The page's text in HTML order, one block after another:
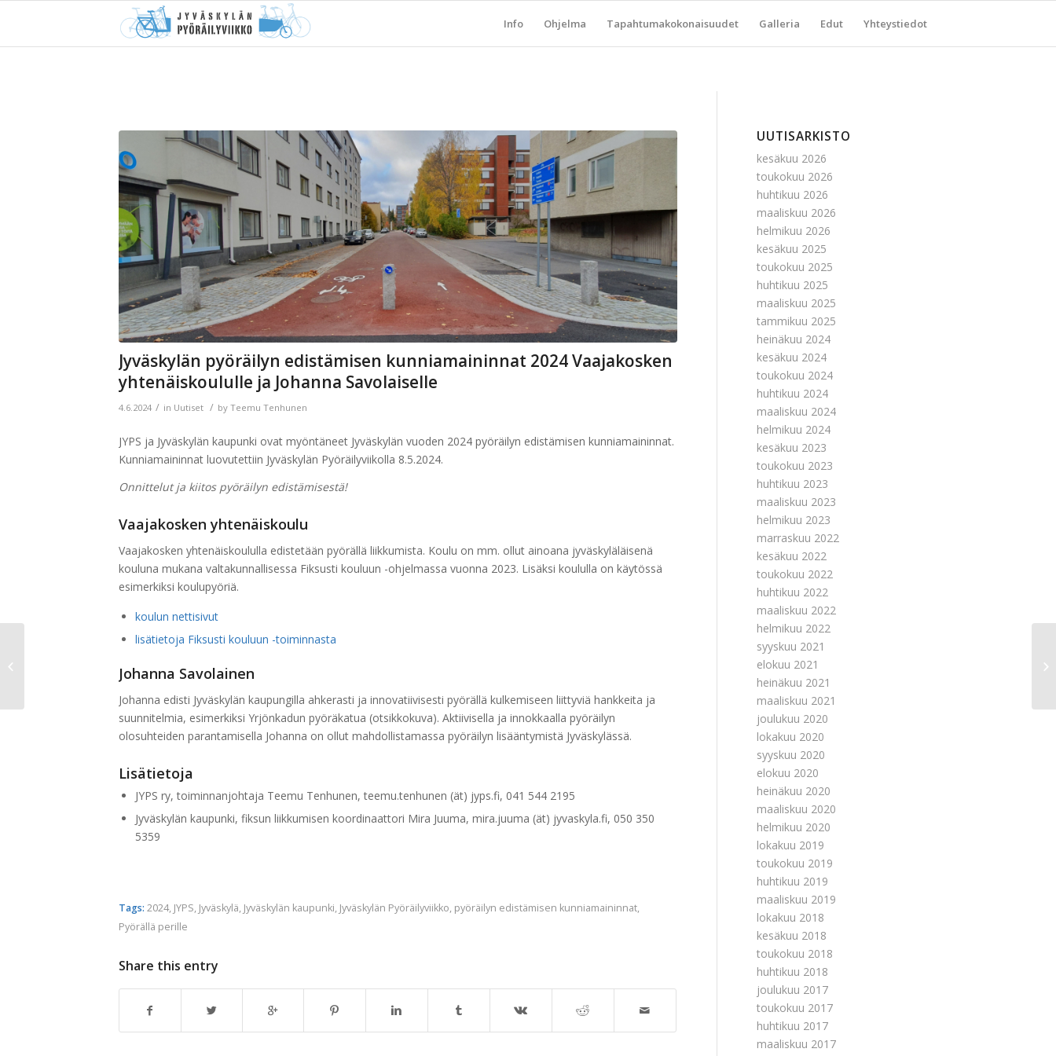
Info Ohjelma Tapahtumakokonaisuudet Galleria Edut Yhteystiedot
Jyväskylän pyöräilyn edistämisen kunniamaininnat 2024 Vaajakosken
yhtenäiskoululle ja Johanna Savolaiselle
4.6.2024 / in Uutiset / by Teemu Tenhunen
JYPS ja Jyväskylän kaupunki ovat myöntäneet Jyväskylän vuoden 2024 pyöräilyn edistämisen kunniamaininnat.
Kunniamaininnat luovutettiin Jyväskylän Pyöräilyviikolla 8.5.2024.
Onnittelut ja kiitos pyöräilyn edistämisestä!
Vaajakosken yhtenäiskoulu
Vaajakosken yhtenäiskoululla edistetään pyörällä liikkumista. Koulu on mm. ollut ainoana jyväskyläläisenä
kouluna mukana valtakunnallisessa Fiksusti kouluun -ohjelmassa vuonna 2023. Lisäksi koululla on käytössä
esimerkiksi koulupyöriä.
koulun nettisivut
lisätietoja Fiksusti kouluun -toiminnasta
Johanna Savolainen
Johanna edisti Jyväskylän kaupungilla ahkerasti ja innovatiivisesti pyörällä kulkemiseen liittyviä hankkeita ja
suunnitelmia, esimerkiksi Yrjönkadun pyöräkatua (otsikkokuva). Aktiivisella ja innokkaalla pyöräilyn
olosuhteiden parantamisella Johanna on ollut mahdollistamassa pyöräilyn lisääntymistä Jyväskylässä.
Lisätietoja
JYPS ry, toiminnanjohtaja Teemu Tenhunen, teemu.tenhunen (ät) jyps.fi, 041 544 2195
Jyväskylän kaupunki, fiksun liikkumisen koordinaattori Mira Juuma, mira.juuma (ät) jyvaskyla.fi, 050 350
5359
Tags: 2024, JYPS, Jyväskylä, Jyväskylän kaupunki, Jyväskylän Pyöräilyviikko, pyöräilyn edistämisen kunniamaininnat,
Pyörällä perille
Share this entry
UUTISARKISTO
kesäkuu 2026
toukokuu 2026
huhtikuu 2026
maaliskuu 2026
helmikuu 2026
kesäkuu 2025
toukokuu 2025
huhtikuu 2025
maaliskuu 2025
tammikuu 2025
heinäkuu 2024
kesäkuu 2024
toukokuu 2024
huhtikuu 2024
maaliskuu 2024
helmikuu 2024
kesäkuu 2023
toukokuu 2023
huhtikuu 2023
maaliskuu 2023
helmikuu 2023
marraskuu 2022
kesäkuu 2022
toukokuu 2022
huhtikuu 2022
maaliskuu 2022
helmikuu 2022
syyskuu 2021
elokuu 2021
heinäkuu 2021
maaliskuu 2021
joulukuu 2020
lokakuu 2020
syyskuu 2020
elokuu 2020
heinäkuu 2020
maaliskuu 2020
helmikuu 2020
lokakuu 2019
toukokuu 2019
huhtikuu 2019
maaliskuu 2019
lokakuu 2018
kesäkuu 2018
toukokuu 2018
huhtikuu 2018
joulukuu 2017
toukokuu 2017
huhtikuu 2017
maaliskuu 2017
kierto 5.–14.5.2024 –